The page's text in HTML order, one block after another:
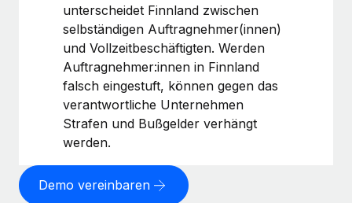
unterscheidet Finnland zwischen
selbständigen Auftragnehmer(innen)
und Vollzeitbeschäftigten. Werden
Auftragnehmer:innen in Finnland
falsch eingestuft, können gegen das
verantwortliche Unternehmen
Strafen und Bußgelder verhängt
werden.
Demo vereinbaren